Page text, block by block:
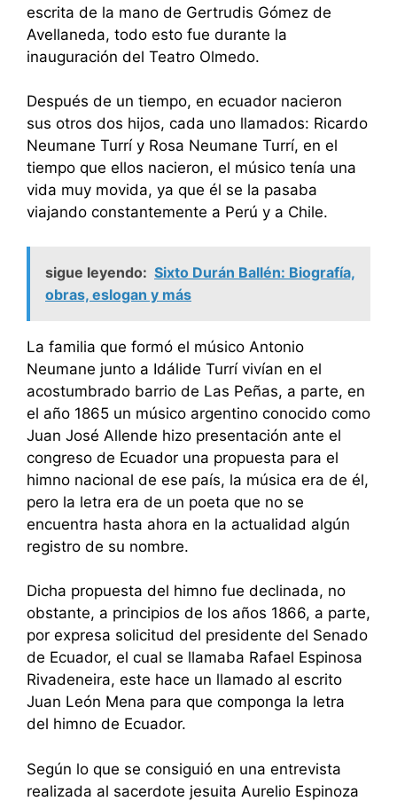
escrita de la mano de Gertrudis Gómez de
Avellaneda, todo esto fue durante la
inauguración del Teatro Olmedo.
Después de un tiempo, en ecuador nacieron
sus otros dos hijos, cada uno llamados: Ricardo
Neumane Turrí y Rosa Neumane Turrí, en el
tiempo que ellos nacieron, el músico tenía una
vida muy movida, ya que él se la pasaba
viajando constantemente a Perú y a Chile.
sigue leyendo: Sixto Durán Ballén: Biografía,
obras, eslogan y más
La familia que formó el músico Antonio
Neumane junto a Idálide Turrí vivían en el
acostumbrado barrio de Las Peñas, a parte, en
el año 1865 un músico argentino conocido como
Juan José Allende hizo presentación ante el
congreso de Ecuador una propuesta para el
himno nacional de ese país, la música era de él,
pero la letra era de un poeta que no se
encuentra hasta ahora en la actualidad algún
registro de su nombre.
Dicha propuesta del himno fue declinada, no
obstante, a principios de los años 1866, a parte,
por expresa solicitud del presidente del Senado
de Ecuador, el cual se llamaba Rafael Espinosa
Rivadeneira, este hace un llamado al escrito
Juan León Mena para que componga la letra
del himno de Ecuador.
Según lo que se consiguió en una entrevista
realizada al sacerdote jesuita Aurelio Espinoza